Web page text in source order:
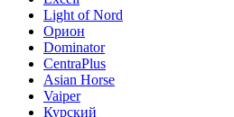
Light of Nord
Орион
Dominator
CentraPlus
Asian Horse
Vaiper
Курский